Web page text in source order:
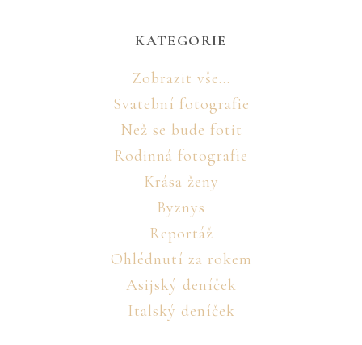
KATEGORIE
Zobrazit vše...
Svatební fotografie
Než se bude fotit
Rodinná fotografie
Krása ženy
Byznys
Reportáž
Ohlédnutí za rokem
Asijský deníček
Italský deníček